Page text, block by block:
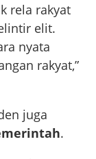
rela rakyat
elit.
nyata
rakyat,”
juga
.